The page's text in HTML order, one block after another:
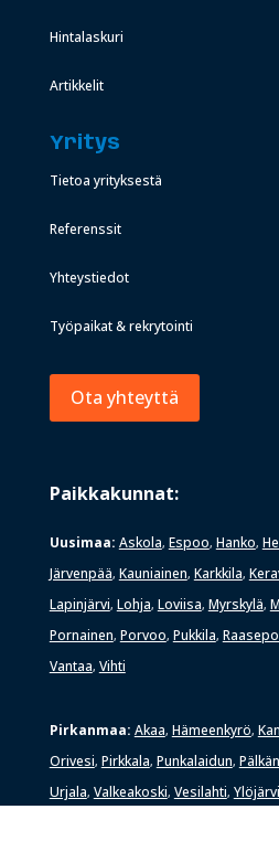
Hintalaskuri
Artikkelit
Yritys
Tietoa yrityksestä
Referenssit
Yhteystiedot
Työpaikat & rekrytointi
Ota yhteyttä
Paikkakunnat:
Uusimaa: Askola, Espoo, Hanko,
Järvenpää, Kauniainen, Karkkila,
Lapinjärvi, Lohja, Loviisa, Myrskylä,
Pornainen, Porvoo, Pukkila,
Vantaa, Vihti
Pirkanmaa: Akaa, Hämeenkyrö,
Orivesi, Pirkkala, Punkalaidun,
Urjala, Valkeakoski, Vesilahti, Ylöjärvi